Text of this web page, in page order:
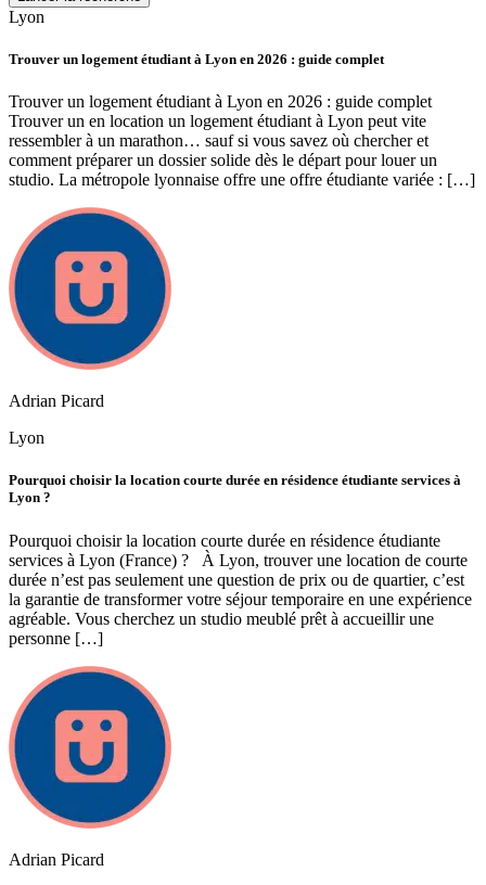
Lyon
Trouver un logement étudiant à Lyon en 2026 : guide complet
Trouver un logement étudiant à Lyon en 2026 : guide complet
Trouver un en location un logement étudiant à Lyon peut vite
ressembler à un marathon… sauf si vous savez où chercher et
comment préparer un dossier solide dès le départ pour louer un
studio. La métropole lyonnaise offre une offre étudiante variée : […]
Adrian Picard
Lyon
Pourquoi choisir la location courte durée en résidence étudiante services à
Lyon ?
Pourquoi choisir la location courte durée en résidence étudiante
services à Lyon (France) ? À Lyon, trouver une location de courte
durée n’est pas seulement une question de prix ou de quartier, c’est
la garantie de transformer votre séjour temporaire en une expérience
agréable. Vous cherchez un studio meublé prêt à accueillir une
personne […]
Adrian Picard